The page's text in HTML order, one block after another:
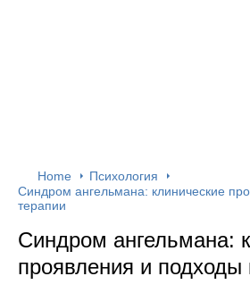
Home
Психология
Синдром ангельмана: клинические
терапии
Синдром ангельмана:
проявления и подходы